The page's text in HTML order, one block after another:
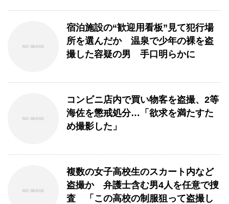
宿泊施設の“歓迎用看板”見て犯行場
所を選んだか 温泉で少年の裸を盗
撮した容疑の男 手口明らかに
コンビニ店内で買い物客を盗撮、2等
海佐を懲戒処分…「欲求を満たすた
め撮影した」
複数の女子高校生のスカート内など
盗撮か 弁護士含む男4人を任意で捜
査 「この高校の制服狙って盗撮し